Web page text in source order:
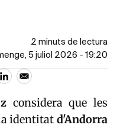
2 minuts de lectura
5 juliol 2026 - 19:20
considera que les
identitat d'Andorra